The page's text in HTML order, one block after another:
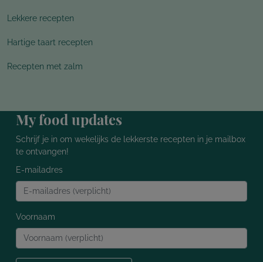
Lekkere recepten
Hartige taart recepten
Recepten met zalm
My food updates
Schrijf je in om wekelijks de lekkerste recepten in je mailbox
te ontvangen!
E-mailadres
Voornaam